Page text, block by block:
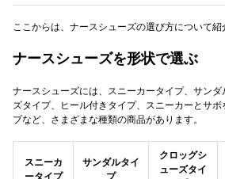
ここからは、ナースシューズの選び方について紹
ナースシューズを形状で選ぶ
ナースシューズには、スニーカータイプ、サン
ズタイプ、ヒール付きタイプ、スニーカーとサ
プなど、さまざまな種類の商品があります。
スニーカ
ータイプ
サンダルタイ
プ
クロッグシ
ューズタイ